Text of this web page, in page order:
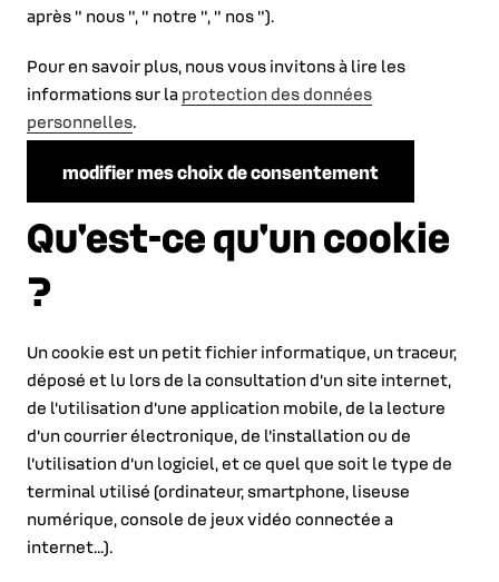
après " nous ", " notre ", " nos ").
Pour en savoir plus, nous vous invitons à lire les
informations sur la protection des données
personnelles.
modifier mes choix de consentement
Qu'est-ce qu'un cookie
?
Un cookie est un petit fichier informatique, un traceur,
déposé et lu lors de la consultation d'un site internet,
de l'utilisation d'une application mobile, de la lecture
d'un courrier électronique, de l'installation ou de
l'utilisation d'un logiciel, et ce quel que soit le type de
terminal utilisé (ordinateur, smartphone, liseuse
numérique, console de jeux vidéo connectée a
internet...).